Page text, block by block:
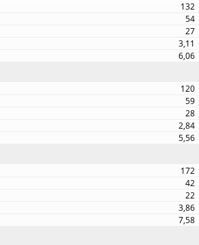
132
54
27
3,11
6,06
120
59
28
2,84
5,56
172
42
22
3,86
7,58